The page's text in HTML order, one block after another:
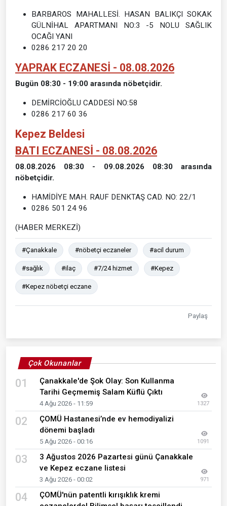
BARBAROS MAHALLESİ. HASAN BALIKÇI SOKAK
GÜLNİHAL APARTMANI NO:3 -5 NOLU SAĞLIK
OCAĞI YANI
0286 217 20 20
YAPRAK ECZANESİ - 08.08.2026
Bugün 08:30 - 19:00 arasında nöbetçidir.
DEMİRCİOĞLU CADDESİ NO:58
0286 217 60 36
Kepez Beldesi
BATI ECZANESİ - 08.08.2026
08.08.2026 08:30 - 09.08.2026 08:30 arasında
nöbetçidir.
HAMİDİYE MAH. RAUF DENKTAŞ CAD. NO: 22/1
0286 501 24 96
(HABER MERKEZİ)
#Çanakkale #nöbetçi eczaneler #acil durum
#sağlık #ilaç #7/24 hizmet #Kepez
#Kepez nöbetçi eczane
Paylaş
Çok Okunanlar
01
Çanakkale'de Şok Olay: Son Kullanma
Tarihi Geçmemiş Salam Küflü Çıktı
4 Ağu 2026 - 11:59 1327
02
ÇOMÜ Hastanesi’nde ev hemodiyalizi
dönemi başladı
5 Ağu 2026 - 00:16 1091
03
3 Ağustos 2026 Pazartesi günü Çanakkale
ve Kepez eczane listesi
3 Ağu 2026 - 00:02 971
04
ÇOMÜ'nün patentli kırışıklık kremi